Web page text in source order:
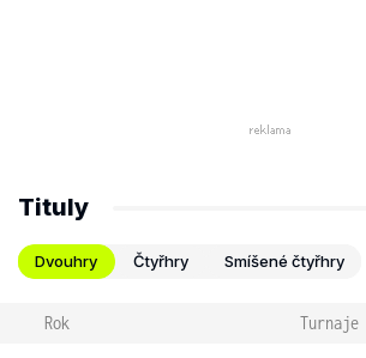
Tituly
Dvouhry Čtyřhry Smíšené čtyřhry
Rok Turnaje